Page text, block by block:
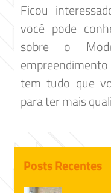
Ficou
você pode
sobre o
tem tudo que
para ter mais
Posts Recentes